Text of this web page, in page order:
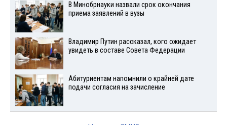
В Минобрнауки назвали срок окончания
приема заявлений в вузы
Владимир Путин рассказал, кого ожидает
увидеть в составе Совета Федерации
Абитуриентам напомнили о крайней дате
подачи согласия на зачисление